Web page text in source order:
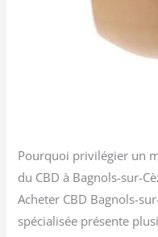
Pourquoi privilégier un
du CBD à Bagnols-sur-
Acheter CBD Bagnols-
spécialisée présente